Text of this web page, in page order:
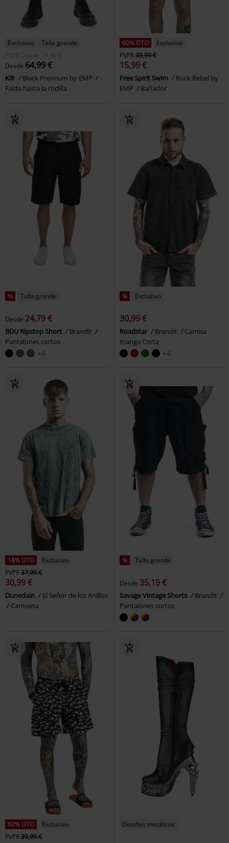
Exclusivo
Talla grande
PVPR
Desde 74,99 €
Desde 64,99 €
Kilt
Black Premium by EMP
Falda hasta la rodilla
60% DTO
Exclusivo
PVPR39,99 €
15,99 €
Free Spirit Swim
Rock Rebel by
EMP
Bañador
% Talla grande
Desde 24,79 €
BDU Ripstop Short
Brandit
Pantalones cortos
+4
% Exclusivo
30,99 €
Roadstar Brandit
Camisa
manga Corta
+4
18% DTO
Exclusivo
PVPR37,99 €
30,99 €
Dunedain
El Señor de los Anillos
Camiseta
% Talla grande
Desde 35,19 €
Savage Vintage Shorts
Brandit
Pantalones cortos
60% DTO
Exclusivo
PVPR39,99 €
Detalles metálicos